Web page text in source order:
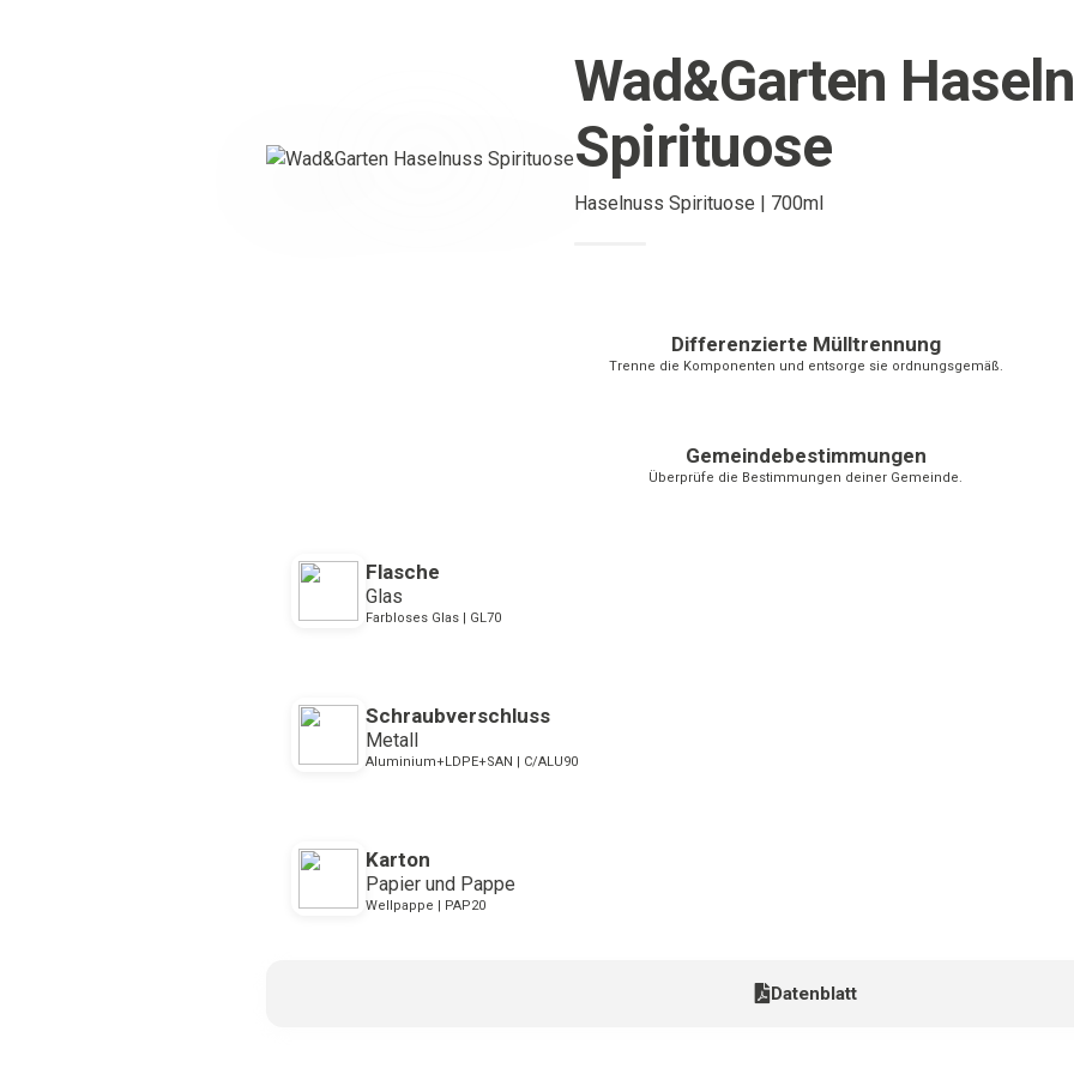
Wad&Garten
Spirituose
Haselnuss Spirituose | 700ml
Differenzierte Mülltrennung
Trenne die Komponenten und entsorge sie ordnungsgemäß.
Gemeindebestimmungen
Überprüfe die Bestimmungen deiner Gemeinde.
Flasche
Glas
Farbloses Glas | GL70
Schraubverschluss
Metall
Aluminium+LDPE+SAN | C/ALU90
Karton
Papier und Pappe
Wellpappe | PAP20
Datenblatt